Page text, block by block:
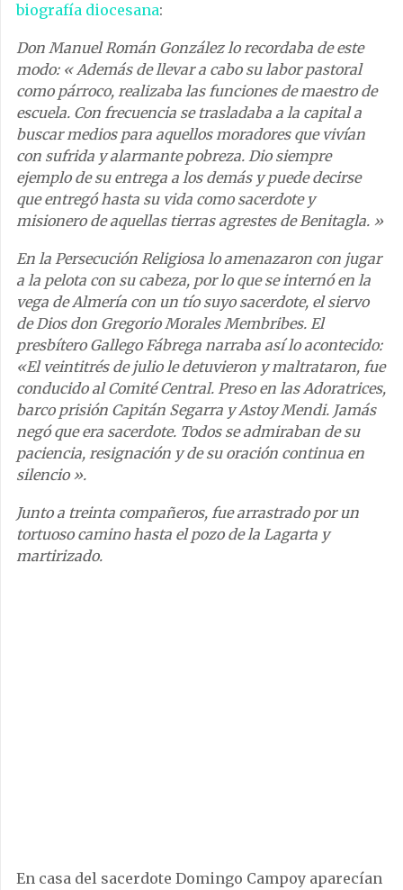
biografía diocesana:
Don Manuel Román González lo recordaba de este
modo: « Además de llevar a cabo su labor pastoral
como párroco, realizaba las funciones de maestro de
escuela. Con frecuencia se trasladaba a la capital a
buscar medios para aquellos moradores que vivían
con sufrida y alarmante pobreza. Dio siempre
ejemplo de su entrega a los demás y puede decirse
que entregó hasta su vida como sacerdote y
misionero de aquellas tierras agrestes de Benitagla. »
En la Persecución Religiosa lo amenazaron con jugar
a la pelota con su cabeza, por lo que se internó en la
vega de Almería con un tío suyo sacerdote, el siervo
de Dios don Gregorio Morales Membribes. El
presbítero Gallego Fábrega narraba así lo acontecido:
«El veintitrés de julio le detuvieron y maltrataron, fue
conducido al Comité Central. Preso en las Adoratrices,
barco prisión Capitán Segarra y Astoy Mendi. Jamás
negó que era sacerdote. Todos se admiraban de su
paciencia, resignación y de su oración continua en
silencio ».
Junto a treinta compañeros, fue arrastrado por un
tortuoso camino hasta el pozo de la Lagarta y
martirizado.
En casa del sacerdote Domingo Campoy aparecían